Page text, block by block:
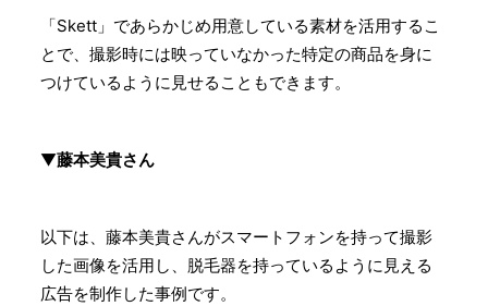
「Skett」であらかじめ用意している素材を活用するこ
とで、撮影時には映っていなかった特定の商品を身に
つけているように見せることもできます。
▼藤本美貴さん
以下は、藤本美貴さんがスマートフォンを持って撮影
した画像を活用し、脱毛器を持っているように見える
広告を制作した事例です。